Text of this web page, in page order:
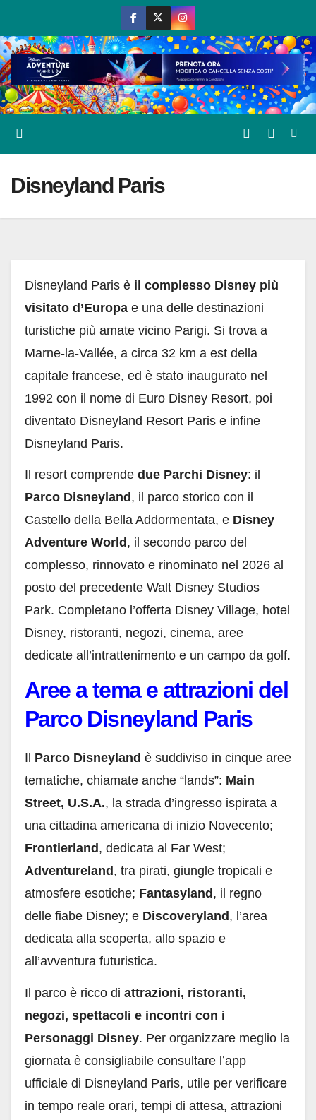
al
contenuto
Disneyland Paris
Disneyland Paris è il complesso Disney più
visitato d’Europa e una delle destinazioni
turistiche più amate vicino Parigi. Si trova a
Marne-la-Vallée, a circa 32 km a est della
capitale francese, ed è stato inaugurato nel
1992 con il nome di Euro Disney Resort, poi
diventato Disneyland Resort Paris e infine
Disneyland Paris.
Il resort comprende due Parchi Disney: il
Parco Disneyland , il parco storico con il
Castello della Bella Addormentata, e Disney
Adventure World , il secondo parco del
complesso, rinnovato e rinominato nel 2026 al
posto del precedente Walt Disney Studios
Park. Completano l’offerta Disney Village, hotel
Disney, ristoranti, negozi, cinema, aree
dedicate all’intrattenimento e un campo da golf.
Aree a tema e attrazioni del
Parco Disneyland Paris
Il Parco Disneyland è suddiviso in cinque aree
tematiche, chiamate anche “lands”: Main
Street, U.S.A., la strada d’ingresso ispirata a
una cittadina americana di inizio Novecento;
Frontierland , dedicata al Far West;
Adventureland , tra pirati, giungle tropicali e
atmosfere esotiche; Fantasyland , il regno
delle fiabe Disney; e Discoveryland , l’area
dedicata alla scoperta, allo spazio e
all’avventura futuristica.
Il parco è ricco di attrazioni, ristoranti,
negozi, spettacoli e incontri con i
Personaggi Disney. Per organizzare meglio la
giornata è consigliabile consultare l’app
ufficiale di Disneyland Paris, utile per verificare
in tempo reale orari, tempi di attesa, attrazioni